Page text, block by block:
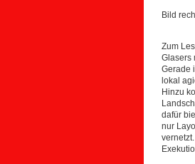
Bild
Zum
Glasers
Gerade
lokal
Hinzu
dafür
nur